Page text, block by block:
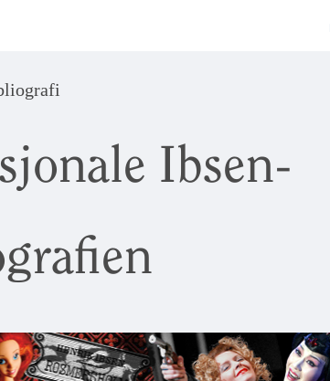
Ibsen-